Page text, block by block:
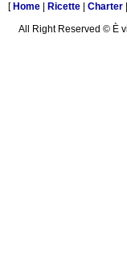
[ Home Ricette Charter
All Right Reserved © È